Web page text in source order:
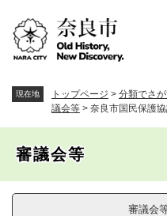
現在地 トップページ > 分類でさ
議会等 > 奈良市国民保護
審議会等
審議会